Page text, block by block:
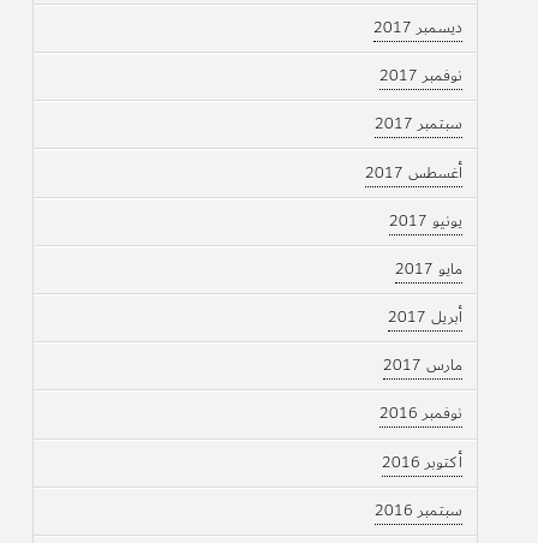
ديسمبر 2017
نوفمبر 2017
سبتمبر 2017
أغسطس 2017
يونيو 2017
مايو 2017
أبريل 2017
مارس 2017
نوفمبر 2016
أكتوبر 2016
سبتمبر 2016